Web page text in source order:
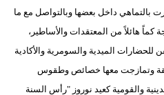
بيئة
مدوَّنات
بالتماهي داخل بعضها وبالتواصل مع ما
كماً هائلاً من المعتقدات والأساطير،
للحضارات الميدية والسومرية والأكادية
وتمازجت معها خصائص وطقوس
والقومية كعيد نوروز "رأس السنة